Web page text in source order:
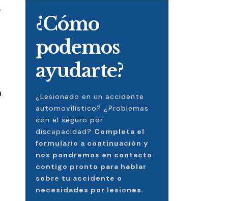
¿Cómo
podemos
ayudarte?
¿Lesionado en un accidente
automovilístico? ¿Problemas
con el seguro por
discapacidad? Completa el
formulario a continuación y
nos pondremos en contacto
contigo pronto para hablar
sobre tu accidente o
necesidades por lesiones.